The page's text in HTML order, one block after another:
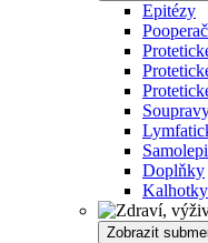
Epitézy
Doplňky
Kalhotky
Zobrazit